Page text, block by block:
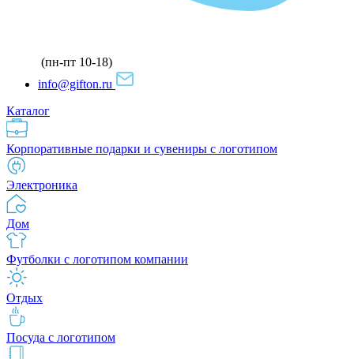
(пн-пт 10-18)
info@gifton.ru
Каталог
Корпоративные подарки и сувениры с логотипом
Электроника
Дом
Футболки с логотипом компании
Отдых
Посуда с логотипом